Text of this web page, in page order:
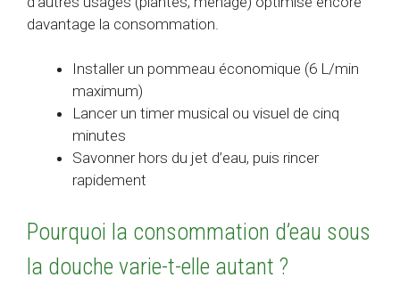
davantage la consommation.
Installer un pommeau économique (6 L/min
maximum)
Lancer un timer musical ou visuel de cinq
minutes
Savonner hors du jet d’eau, puis rincer
rapidement
Pourquoi la consommation d’eau sous
la douche varie-t-elle autant ?